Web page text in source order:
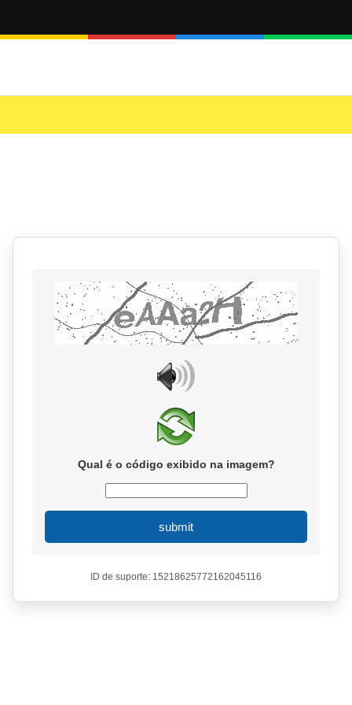
Qual é o código exibido na imagem?
submit
ID de suporte: 15218625772162045116